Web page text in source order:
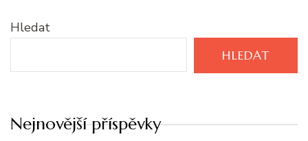
Hledat
HLEDAT
Nejnovější příspěvky